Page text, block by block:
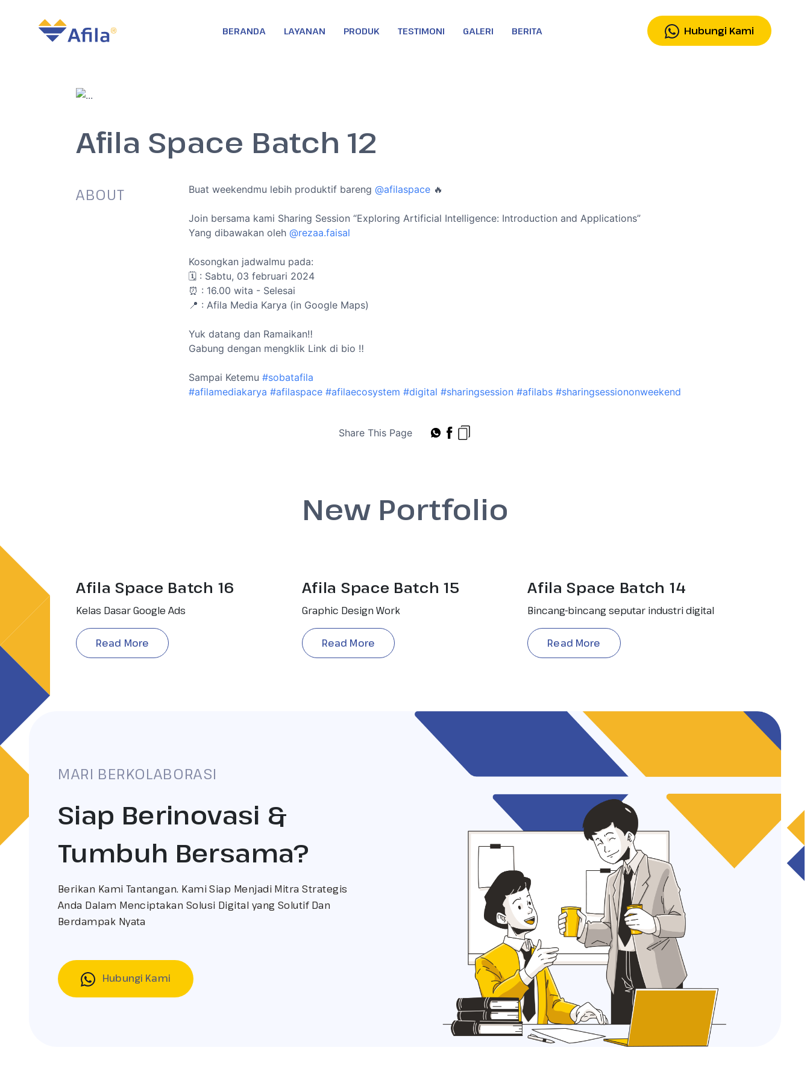
BERANDA LAYANAN PRODUK TESTIMONI GALERI BERITA Hubungi Kami
Afila Space Batch 12
ABOUT Buat weekendmu lebih produktif bareng@afilaspace 🔥
Join bersama kami Sharing Session “Exploring Artificial Intelligence: Introduction and Applications”
Yang dibawakan oleh@rezaa.faisal
Kosongkan jadwalmu pada:
🗓️ : Sabtu, 03 februari 2024
⏰ : 16.00 wita - Selesai
📍 : Afila Media Karya (in Google Maps)
Yuk datang dan Ramaikan‼️
Gabung dengan mengklik Link di bio ‼️
Sampai Ketemu#sobatafila
#afilamediakarya #afilaspace #afilaecosystem #digital #sharingsession #afilabs #sharingsessiononweekend
Share This Page
New Portfolio
Afila Space Batch 16
Kelas Dasar Google Ads
Read More
Afila Space Batch 15
Graphic Design Work
Read More
Afila Space Batch 14
Bincang-bincang seputar industri digital
Read More
MARI BERKOLABORASI
Siap Berinovasi &
Tumbuh Bersama?
Berikan Kami Tantangan. Kami Siap Menjadi Mitra Strategis
Anda Dalam Menciptakan Solusi Digital yang Solutif Dan
Berdampak Nyata
Hubungi Kami